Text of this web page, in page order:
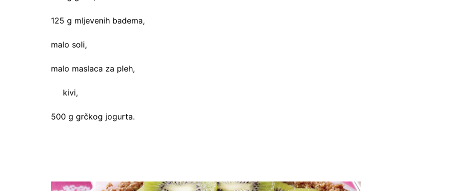
125 g mljevenih badema,
malo soli,
malo maslaca za pleh,
kivi,
500 g grčkog jogurta.